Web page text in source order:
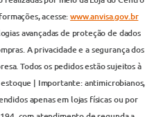
acesse:www.anvisa.gov.br
avançadas de proteção de dados
A privacidade e a segurança dos
Todos os pedidos estão sujeitos à
| Importante: antimicrobianos,
apenas em lojas físicas ou por